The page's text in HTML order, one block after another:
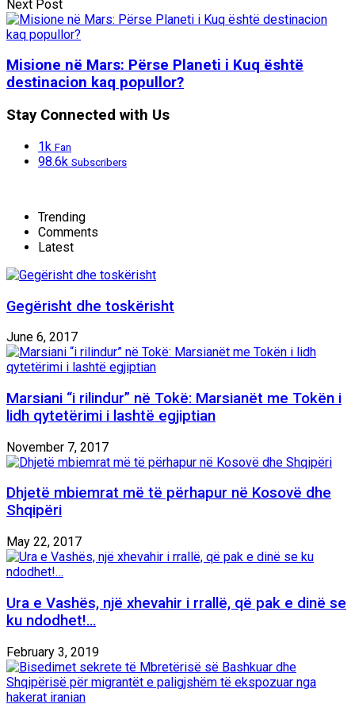
Next Post
Misione në Mars: Përse Planeti i Kuq është
destinacion kaq popullor?
Stay Connected with Us
1k Fan
98.6k Subscribers
Trending
Comments
Latest
Gegërisht dhe toskërisht
June 6, 2017
Marsiani “i rilindur” në Tokë: Marsianët me Tokën i
lidh qytetërimi i lashtë egjiptian
November 7, 2017
Dhjetë mbiemrat më të përhapur në Kosovë dhe
Shqipëri
May 22, 2017
Ura e Vashës, një xhevahir i rrallë, që pak e dinë se
ku ndodhet!…
February 3, 2019